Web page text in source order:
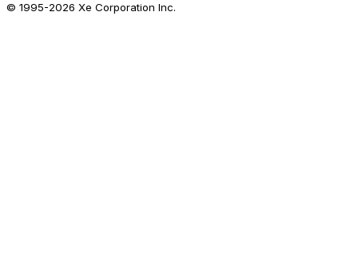
© 1995-2026 Xe Corporation Inc.